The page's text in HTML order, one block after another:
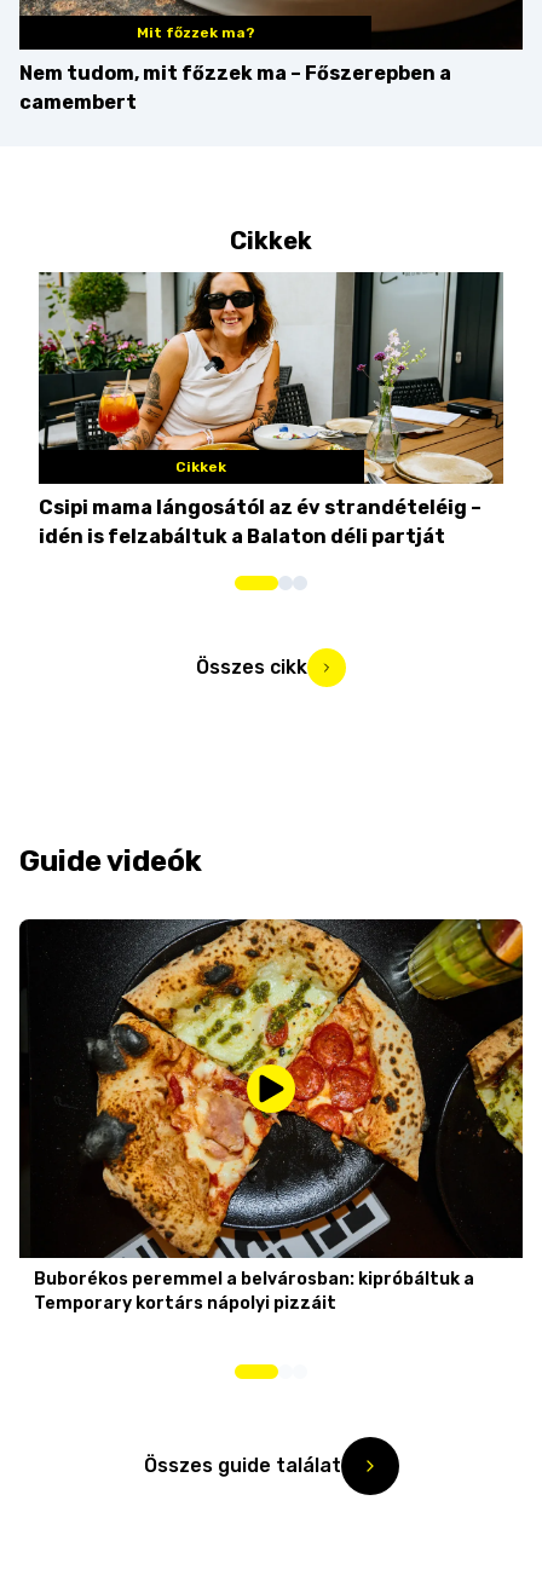
Mit főzzek ma?
Nem tudom, mit főzzek ma – Főszerepben a
camembert
Cikkek
Cikkek
Csipi mama lángosától az év strandételéig –
idén is felzabáltuk a Balaton déli partját
Összes cikk
Guide videók
Buborékos peremmel a belvárosban: kipróbáltuk a
Temporary kortárs nápolyi pizzáit
Összes guide találat